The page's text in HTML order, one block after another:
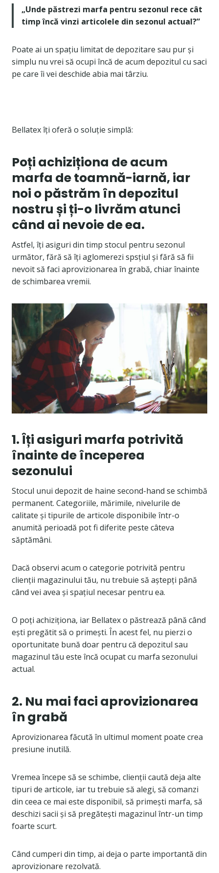
„Unde păstrezi marfa pentru sezonul rece cât
timp încă vinzi articolele din sezonul actual?”
Poate ai un spațiu limitat de depozitare sau pur și
simplu nu vrei să ocupi încă de acum depozitul cu saci
pe care îi vei deschide abia mai târziu.
Bellatex îți oferă o soluție simplă:
Poți achiziționa de acum
marfa de toamnă-iarnă, iar
noi o păstrăm în depozitul
nostru și ți-o livrăm atunci
când ai nevoie de ea.
Astfel, îți asiguri din timp stocul pentru sezonul
următor, fără să îți aglomerezi spsțiul și fără să fii
nevoit să faci aprovizionarea în grabă, chiar înainte
de schimbarea vremii.
1. Îți asiguri marfa potrivită
înainte de începerea
sezonului
Stocul unui depozit de haine second-hand se schimbă
permanent. Categoriile, mărimile, nivelurile de
calitate și tipurile de articole disponibile într-o
anumită perioadă pot fi diferite peste câteva
săptămâni.
Dacă observi acum o categorie potrivită pentru
clienții magazinului tău, nu trebuie să aștepți până
când vei avea și spațiul necesar pentru ea.
O poți achiziționa, iar Bellatex o păstrează până când
ești pregătit să o primești. În acest fel, nu pierzi o
oportunitate bună doar pentru că depozitul sau
magazinul tău este încă ocupat cu marfa sezonului
actual.
2. Nu mai faci aprovizionarea
în grabă
Aprovizionarea făcută în ultimul moment poate crea
presiune inutilă.
Vremea începe să se schimbe, clienții caută deja alte
tipuri de articole, iar tu trebuie să alegi, să comanzi
din ceea ce mai este disponibil, să primești marfa, să
deschizi sacii și să pregătești magazinul într-un timp
foarte scurt.
Când cumperi din timp, ai deja o parte importantă din
aprovizionare rezolvată.